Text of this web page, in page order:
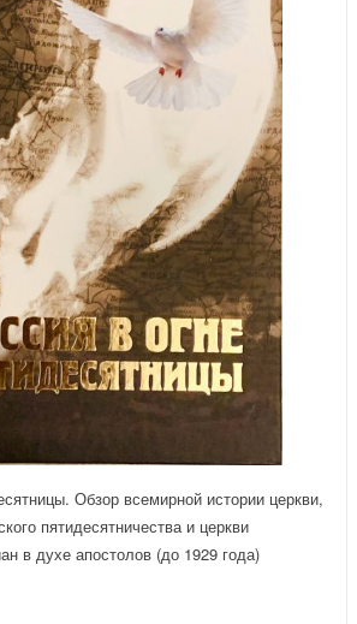
Обзор всемирной истории церкви,
пятидесятничества и церкви
в духе апостолов (до 1929 года)